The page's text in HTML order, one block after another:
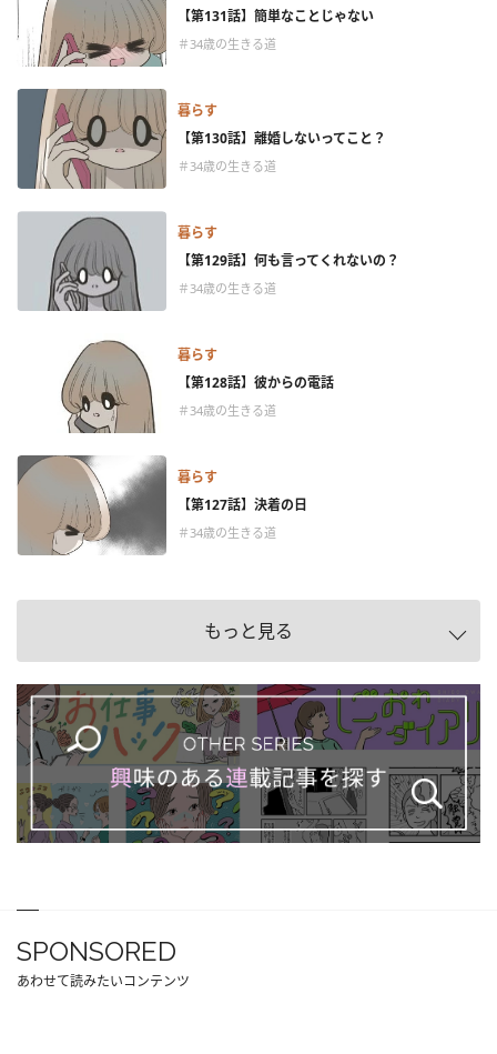
【第131話】簡単なことじゃない
＃34歳の生きる道
暮らす
【第130話】離婚しないってこと？
＃34歳の生きる道
暮らす
【第129話】何も言ってくれないの？
＃34歳の生きる道
暮らす
【第128話】彼からの電話
＃34歳の生きる道
暮らす
【第127話】決着の日
＃34歳の生きる道
もっと見る
SPONSORED
あわせて読みたいコンテンツ